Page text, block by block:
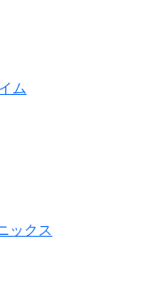
ム
ックス